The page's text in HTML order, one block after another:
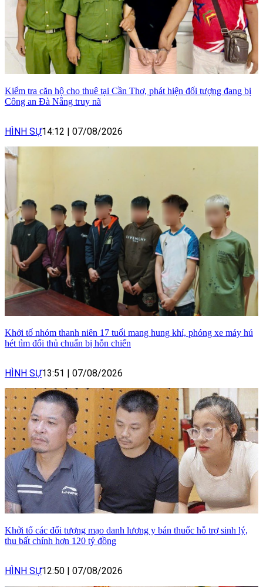
Kiểm tra căn hộ cho thuê tại Cần Thơ, phát hiện đối tượng đang bị
Công an Đà Nẵng truy nã
HÌNH SỰ14:12 07/08/2026
Khởi tố nhóm thanh niên 17 tuổi mang hung khí, phóng xe máy hú
hét tìm đối thủ chuẩn bị hỗn chiến
HÌNH SỰ13:51 07/08/2026
Khởi tố các đối tượng mạo danh lương y bán thuốc hỗ trợ sinh lý,
thu bất chính hơn 120 tỷ đồng
HÌNH SỰ12:50 | 07/08/2026